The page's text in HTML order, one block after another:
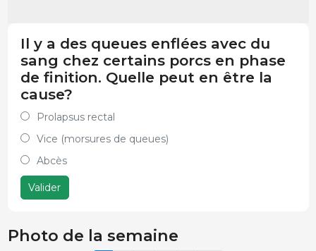
Il y a des queues enflées avec du
sang chez certains porcs en phase
de finition. Quelle peut en être la
cause?
Prolapsus rectal
Vice (morsures de queues)
Abcès
Valider
Photo de la semaine